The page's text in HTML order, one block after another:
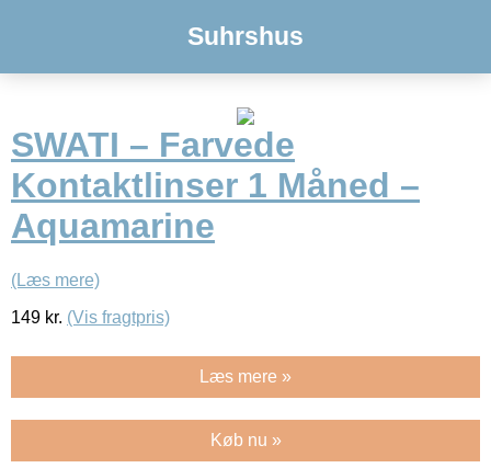
Suhrshus
SWATI – Farvede
Kontaktlinser 1 Måned –
Aquamarine
(Læs mere)
149 kr. (Vis fragtpris)
Læs mere »
Køb nu »